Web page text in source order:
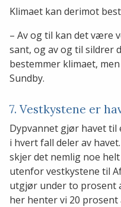
Klimaet kan derimot
– Av og til kan det være
sant, og av og til sildrer
bestemmer klimaet,
Sundby.
7. Vestkystene er
Dypvannet gjør havet til
i hvert fall deler av
skjer det nemlig noe
utenfor vestkystene til
utgjør under to prosent
her henter vi 20